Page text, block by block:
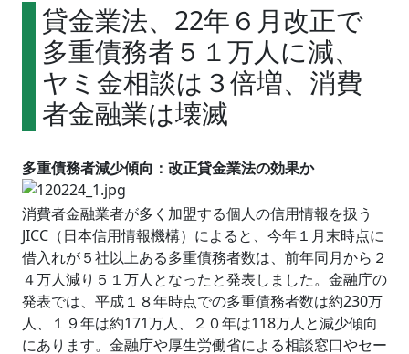
貸金業法、22年６月改正で
多重債務者５１万人に減、
ヤミ金相談は３倍増、消費
者金融業は壊滅
多重債務者減少傾向：改正貸金業法の効果か
消費者金融業者が多く加盟する個人の信用情報を扱う
JICC（日本信用情報機構）によると、今年１月末時点に
借入れが５社以上ある多重債務者数は、前年同月から２
４万人減り５１万人となったと発表しました。金融庁の
発表では、平成１８年時点での多重債務者数は約230万
人、１９年は約171万人、２０年は118万人と減少傾向
にあります。金融庁や厚生労働省による相談窓口やセー